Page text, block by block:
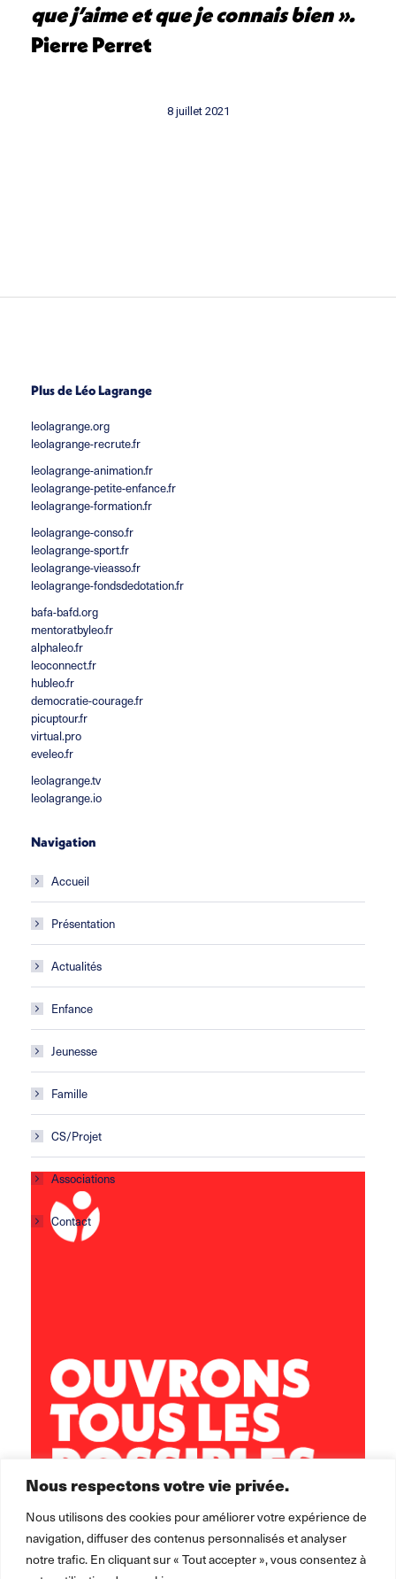
Nous respectons votre vie privée.
Nous utilisons des cookies pour améliorer votre expérience de
navigation, diffuser des contenus personnalisés et analyser
notre trafic. En cliquant sur « Tout accepter », vous consentez à
que j’aime et que je connais bien ».
Pierre Perret
8 juillet 2021
Plus de Léo Lagrange
leolagrange.org
leolagrange-recrute.fr
leolagrange-animation.fr
leolagrange-petite-enfance.fr
leolagrange-formation.fr
leolagrange-conso.fr
leolagrange-sport.fr
leolagrange-vieasso.fr
leolagrange-fondsdedotation.fr
bafa-bafd.org
mentoratbyleo.fr
alphaleo.fr
leoconnect.fr
hubleo.fr
democratie-courage.fr
picuptour.fr
virtual.pro
eveleo.fr
leolagrange.tv
leolagrange.io
Navigation
Accueil
Présentation
Actualités
Enfance
Jeunesse
Famille
CS/Projet
Associations
Contact
brest.horizons@leolagrange.org